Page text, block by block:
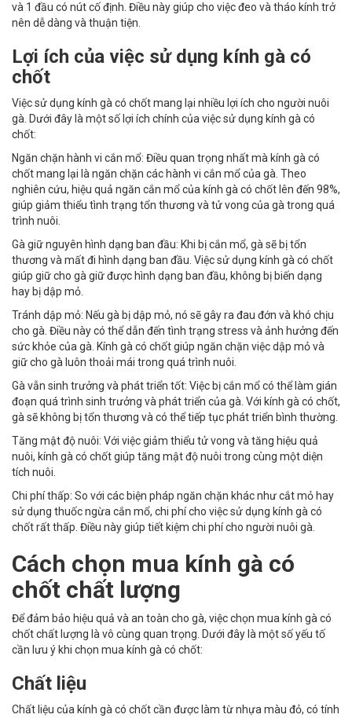
và 1 đầu có nút cố định. Điều này giúp cho việc đeo và tháo kính trở
nên dễ dàng và thuận tiện.
Lợi ích của việc sử dụng kính gà có
chốt
Việc sử dụng kính gà có chốt mang lại nhiều lợi ích cho người nuôi
gà. Dưới đây là một số lợi ích chính của việc sử dụng kính gà có
chốt:
Ngăn chặn hành vi cắn mổ: Điều quan trọng nhất mà kính gà có
chốt mang lại là ngăn chặn các hành vi cắn mổ của gà. Theo
nghiên cứu, hiệu quả ngăn cắn mổ của kính gà có chốt lên đến 98%,
giúp giảm thiểu tình trạng tổn thương và tử vong của gà trong quá
trình nuôi.
Gà giữ nguyên hình dạng ban đầu: Khi bị cắn mổ, gà sẽ bị tổn
thương và mất đi hình dạng ban đầu. Việc sử dụng kính gà có chốt
giúp giữ cho gà giữ được hình dạng ban đầu, không bị biến dạng
hay bị dập mỏ.
Tránh dập mỏ: Nếu gà bị dập mỏ, nó sẽ gây ra đau đớn và khó chịu
cho gà. Điều này có thể dẫn đến tình trạng stress và ảnh hưởng đến
sức khỏe của gà. Kính gà có chốt giúp ngăn chặn việc dập mỏ và
giữ cho gà luôn thoải mái trong quá trình nuôi.
Gà vẫn sinh trưởng và phát triển tốt: Việc bị cắn mổ có thể làm gián
đoạn quá trình sinh trưởng và phát triển của gà. Với kính gà có chốt,
gà sẽ không bị tổn thương và có thể tiếp tục phát triển bình thường.
Tăng mật độ nuôi: Với việc giảm thiểu tử vong và tăng hiệu quả
nuôi, kính gà có chốt giúp tăng mật độ nuôi trong cùng một diện
tích nuôi.
Chi phí thấp: So với các biện pháp ngăn chặn khác như cắt mỏ hay
sử dụng thuốc ngừa cắn mổ, chi phí cho việc sử dụng kính gà có
chốt rất thấp. Điều này giúp tiết kiệm chi phí cho người nuôi gà.
Cách chọn mua kính gà có
chốt chất lượng
Để đảm bảo hiệu quả và an toàn cho gà, việc chọn mua kính gà có
chốt chất lượng là vô cùng quan trọng. Dưới đây là một số yếu tố
cần lưu ý khi chọn mua kính gà có chốt:
Chất liệu
Chất liệu của kính gà có chốt cần được làm từ nhựa màu đỏ, có tính